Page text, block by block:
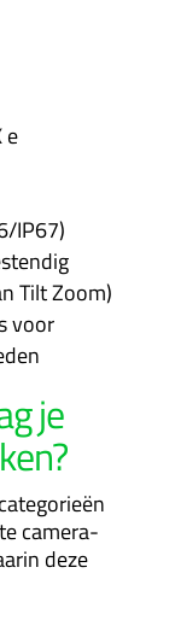
e
IP67)
Tilt Zoom)
voor
je
camera-
deze